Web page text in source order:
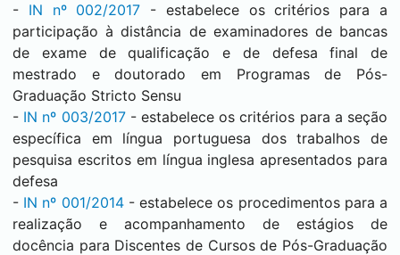
- IN nº 002/2017 - estabelece os critérios para a
participação à distância de examinadores de bancas
de exame de qualificação e de defesa final de
mestrado e doutorado em Programas de Pós-
Graduação Stricto Sensu
- IN nº 003/2017- estabelece os critérios para a seção
específica em língua portuguesa dos trabalhos de
pesquisa escritos em língua inglesa apresentados para
defesa
- IN nº 001/2014- estabelece os procedimentos para a
realização e acompanhamento de estágios de
docência para Discentes de Cursos de Pós-Graduação